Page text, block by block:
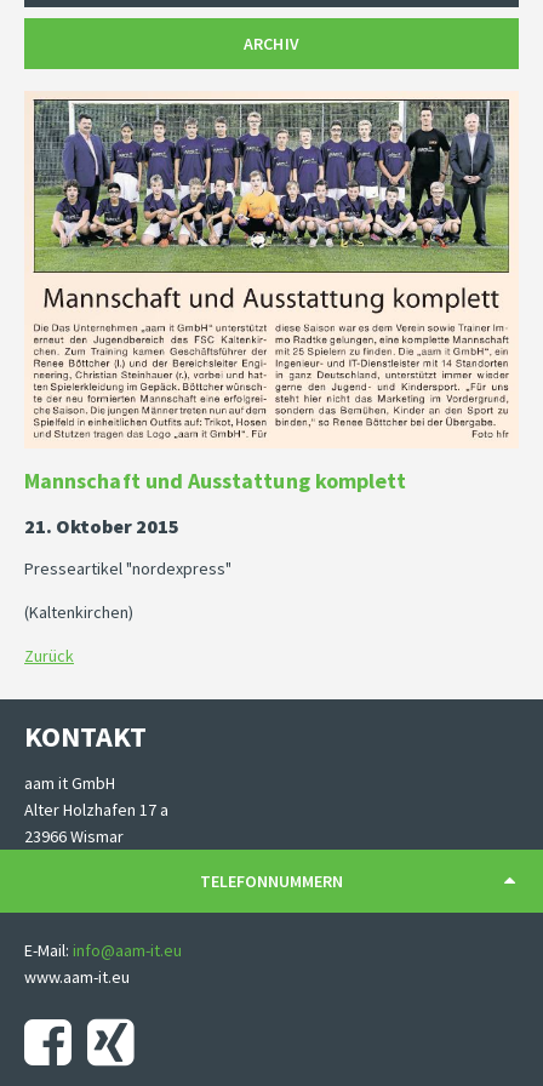
ARCHIV
Mannschaft und Ausstattung komplett
21. Oktober 2015
Presseartikel "nordexpress"
(Kaltenkirchen)
Zurück
KONTAKT
aam it GmbH
Alter Holzhafen 17 a
23966 Wismar
TELEFONNUMMERN
E-Mail: info@aam-it.eu
www.aam-it.eu